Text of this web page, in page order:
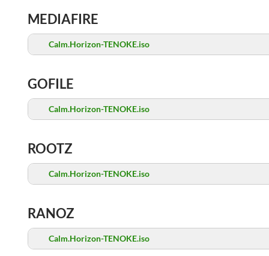
MEDIAFIRE
Calm.Horizon-TENOKE.iso
GOFILE
Calm.Horizon-TENOKE.iso
ROOTZ
Calm.Horizon-TENOKE.iso
RANOZ
Calm.Horizon-TENOKE.iso